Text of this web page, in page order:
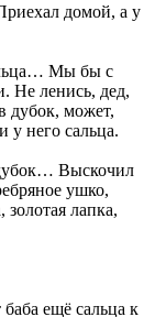
домой, а у
Мы бы с
Не ленись, дед,
дубок, может,
у него сальца.
Выскочил
ушко,
золотая лапка,
ещё сальца к